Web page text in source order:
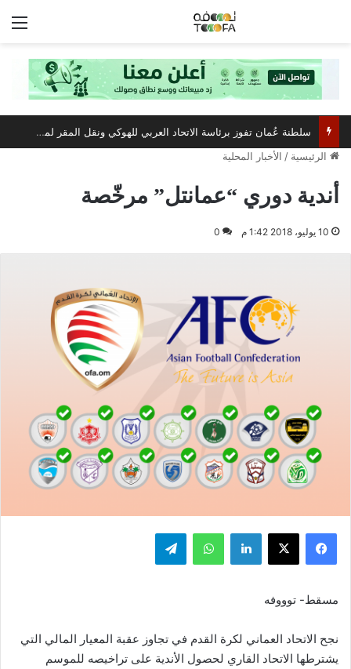
سلطنة عُمان تفوز برئاسة الاتحاد العربي للهوكي ونقل المقر لمسقط
الرئيسية / الأخبار المحلية
أندية دوري “عمانتل” مرخّصة
10 يوليو، 2018 1:42 م 0
فيسبوك ‫X لينكدإن واتساب تيلقرام
مسقط- توووفه
نجح الاتحاد العماني لكرة القدم في تجاوز عقبة المعيار المالي التي
يشترطها الاتحاد القاري لحصول الأندية على تراخيصه للموسم